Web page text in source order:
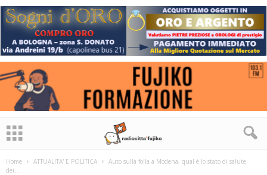
Home ATTUALITA' E POLITICA
Auto sulla folla a Modena, qual è lo stato di salute
dei...